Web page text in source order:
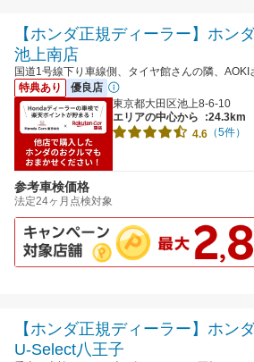
【ホンダ正規ディーラー】ホン
池上南店
国道1号線下り車線側、タイヤ館さんの隣、AOKI
特典あり
優良店
東京都大田区池上8-6-10
エリアの中心から
:24.3km
4.6 （5件）
参考車検価格
法定24ヶ月点検対象
【ホンダ正規ディーラー】ホン
U-Select八王子